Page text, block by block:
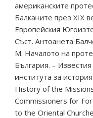
американските
Балканите през ХІХ
Европейския
Съст. Антоанета
М. Началото на
България. – Известия
института за
History of the
Commissioners for
to the Oriental